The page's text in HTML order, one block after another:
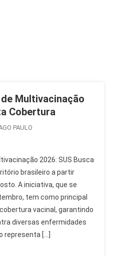
Multivacinação
Cobertura
PAULO
2026: SUS Busca
brasileiro a partir
A iniciativa, que se
tem como principal
vacinal, garantindo
diversas enfermidades
representa […]